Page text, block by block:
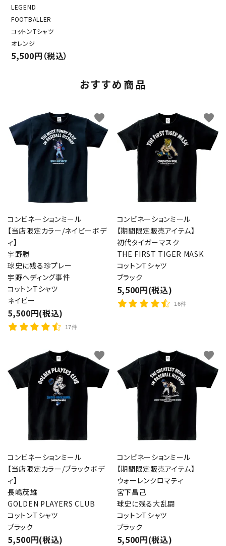
LEGEND
FOOTBALLER
コットンTシャツ
オレンジ
5,500円（税込）
おすすめ商品
コンビネーションミール
【当店限定カラー/ネイビーボデ
ィ】
宇野勝
球史に残る珍プレー
宇野ヘディング事件
コットンTシャツ
ネイビー
5,500円(税込)
17件
favorite
コンビネーションミール
【期間限定販売アイテム】
初代タイガーマスク
THE FIRST TIGER MASK
コットンTシャツ
ブラック
5,500円(税込)
16件
favorite
コンビネーションミール
【当店限定カラー/ブラックボデ
ィ】
長嶋茂雄
GOLDEN PLAYERS CLUB
コットンTシャツ
ブラック
5,500円(税込)
favorite
コンビネーションミール
【期間限定販売アイテム】
ウォーレンクロマティ
宮下昌己
球史に残る大乱闘
コットンTシャツ
ブラック
5,500円(税込)
favorite